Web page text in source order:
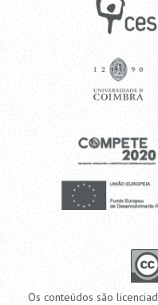
Os conteúdos são